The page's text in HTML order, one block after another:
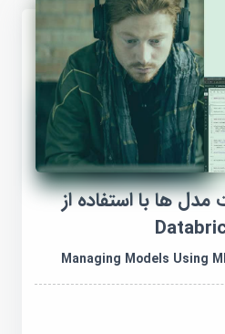
ها با استفاده از
Managing Models Using